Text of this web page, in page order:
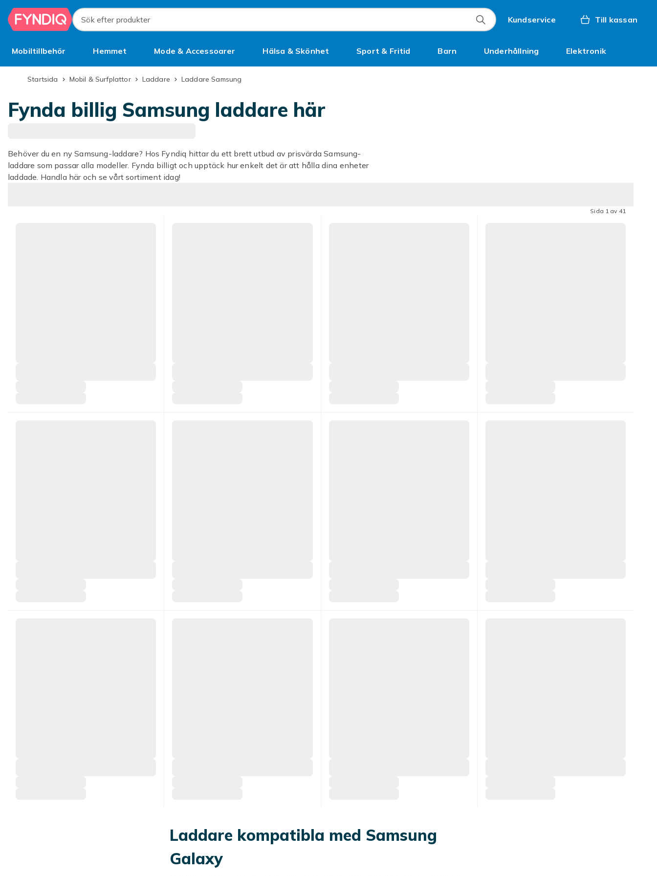
Hoppa till huvudinnehållet
Sök efter produkter
Kundservice Till kassan
Mobiltillbehör Hemmet Mode & Accessoarer Hälsa & Skönhet Sport & Fritid Barn Underhållning Elektronik
Bättre än begagnat
Startsida Mobil & Surfplattor Laddare Laddare Samsung
Fynda billig Samsung laddare här
Behöver du en ny Samsung-laddare? Hos Fyndiq hittar du ett brett utbud av prisvärda Samsung-
laddare som passar alla modeller. Fynda billigt och upptäck hur enkelt det är att hålla dina enheter
laddade. Handla här och se vårt sortiment idag!
Sida 1 av 41
Laddare kompatibla med Samsung
Galaxy